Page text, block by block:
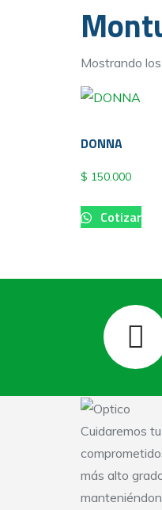
Mostrando
DONNA
$ 150.000
Cotizar
Cuidaremos
más alto